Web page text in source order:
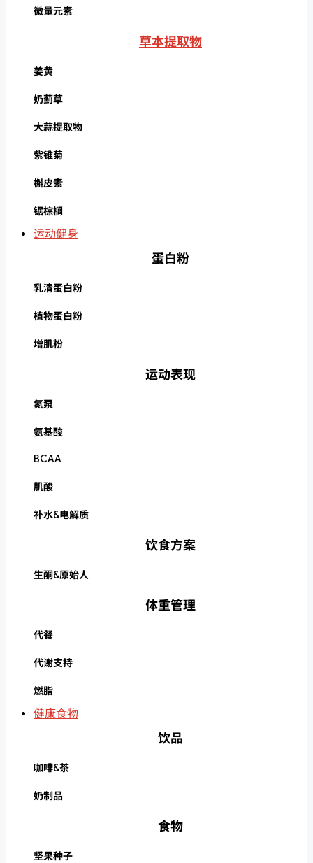
微量元素
草本提取物
姜黄
奶蓟草
大蒜提取物
紫锥菊
槲皮素
锯棕榈
运动健身
蛋白粉
乳清蛋白粉
植物蛋白粉
增肌粉
运动表现
氮泵
氨基酸
BCAA
肌酸
补水&电解质
饮食方案
生酮&原始人
体重管理
代餐
代谢支持
燃脂
健康食物
饮品
咖啡&茶
奶制品
食物
坚果种子